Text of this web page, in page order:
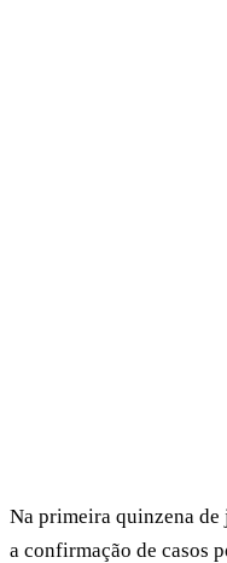
Na primeira quinzena
a confirmação de casos